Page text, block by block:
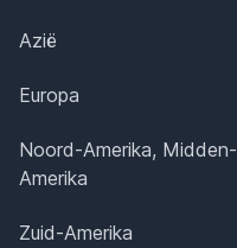
Azië
Europa
Noord-Amerika, Midden-
Amerika
Zuid-Amerika